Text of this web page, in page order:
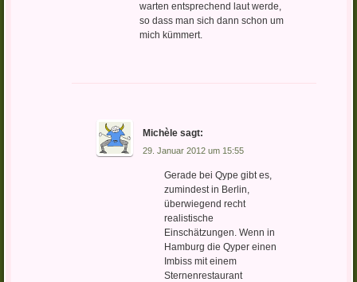
warten entsprechend laut werde,
so dass man sich dann schon um
mich kümmert.
Michèle sagt:
29. Januar 2012 um 15:55
Gerade bei Qype gibt es,
zumindest in Berlin,
überwiegend recht
realistische
Einschätzungen. Wenn in
Hamburg die Qyper einen
Imbiss mit einem
Sternenrestaurant